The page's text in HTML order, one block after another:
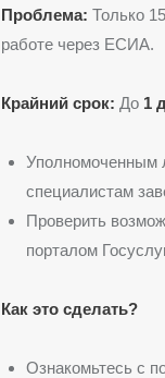
Проблема: Только
работе через ЕСИА.
Крайний срок: До 1
Уполномоченным
специалистам
Проверить
порталом
Как это сделать?
Ознакомьтесь с